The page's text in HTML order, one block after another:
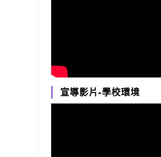
宣導影片-學校環境